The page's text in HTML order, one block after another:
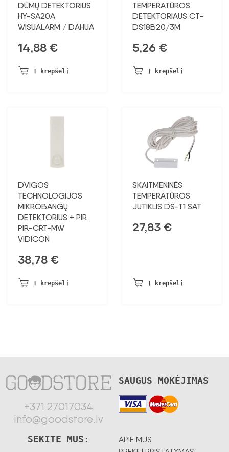
DŪMŲ DETEKTORIUS
HY-SA20A
WISUALARM / DAHUA
14,88 €
Į krepšelį
TEMPERATŪROS
DETEKTORIAUS CT-
DS18B20/3M
5,26 €
Į krepšelį
DVIGOS
TECHNOLOGIJOS
MIKROBANGŲ
DETEKTORIUS + PIR
PIR-CRT-MW
VIDICON
38,78 €
Į krepšelį
SKAITMENINĖS
TEMPERATŪROS
JUTIKLIS DS-T1 SAT
27,83 €
Į krepšelį
+371 27017034
info@goodstore.lv
SAUGUS MOKĖJIMAS
APIE MUS
SEKITE MUS: